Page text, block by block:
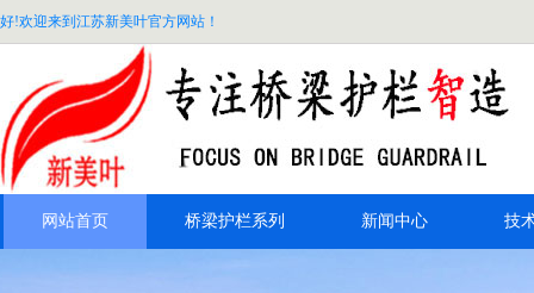
好!欢迎来到江苏新美叶官方网站！
网站首页 桥梁护栏系列 新闻中心 技